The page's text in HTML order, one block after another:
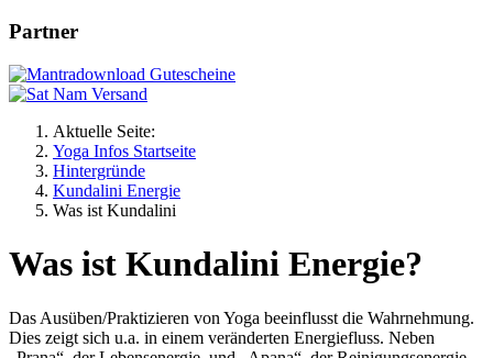
Partner
Aktuelle Seite:
Yoga Infos Startseite
Hintergründe
Kundalini Energie
Was ist Kundalini
Was ist Kundalini Energie?
Das Ausüben/Praktizieren von Yoga beeinflusst die Wahrnehmung.
Dies zeigt sich u.a. in einem veränderten Energiefluss. Neben